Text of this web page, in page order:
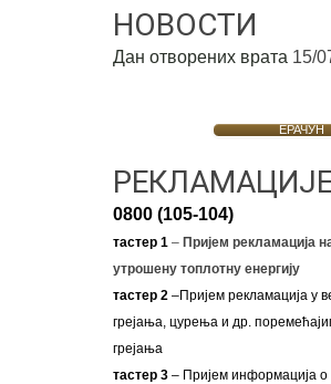
НОВОСТИ
Дан отворених врата 15/
ЕРАЧУН
0800 (105-104)
тастер 1–Пријем рекламација
утрошену топлотну енергију
тастер 2–Пријем рекламација у
грејања, цурења и др.
грејања
тастер 3– Пријем информација